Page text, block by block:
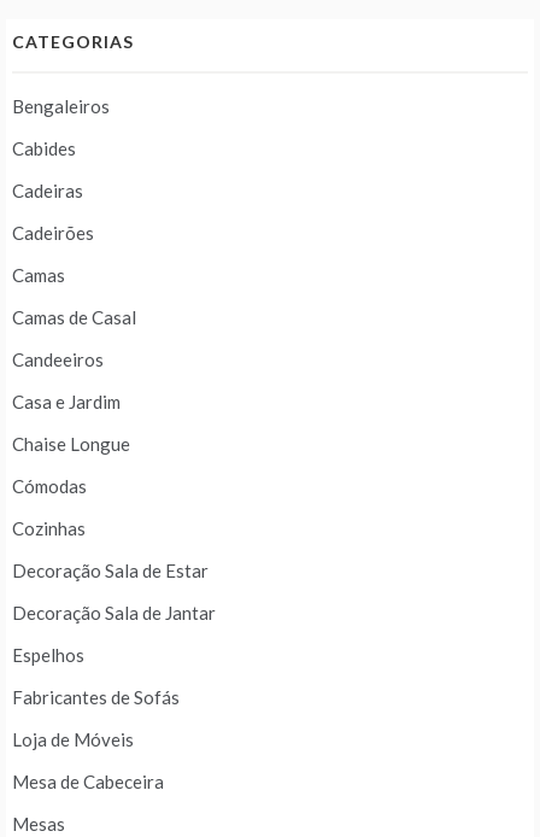
CATEGORIAS
Bengaleiros
Cabides
Cadeiras
Cadeirões
Camas
Camas de Casal
Candeeiros
Casa e Jardim
Chaise Longue
Cómodas
Cozinhas
Decoração Sala de Estar
Decoração Sala de Jantar
Espelhos
Fabricantes de Sofás
Loja de Móveis
Mesa de Cabeceira
Mesas